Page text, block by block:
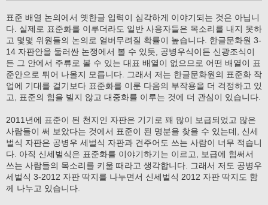
표준 배열 논의에서 옛한글 입력이 심각하게 이야기되는 것은 아닙니
다. 실제로 표준화를 이루더라도 일반 사용자들은 목소리를 내지 못하
고 몇몇 위원들의 논의로 얼버무려질 확률이 높습니다. 한글문화원 3-
14 자판안을 둘러싼 논쟁에서 볼 수 있듯, 공병우식이든 신광조식이
든 그 안에서 주류로 볼 수 있는 대표 배열이 없으므로 어떤 배열이 표
준안으로 튀어 나올지 모릅니다. 그래서 저는 한글문화원의 표준화 작
업에 기대를 걸기보다 표준화를 이룬 다음의 부작용을 더 걱정하고 있
고, 표준의 힘을 빌지 않고 대중화를 이루는 것에 더 관심이 있습니다.
2011년에 표준이 된 천지인 자판은 기기로 꽤 많이 보급되었고 많은
사람들이 써 보았다는 것에서 표준이 된 명분을 찾을 수 있는데, 신세
벌식 자판은 공병우 세벌식 자판과 견주어도 쓰는 사람이 너무 적습니
다. 아직 신세벌식은 표준화를 이야기하기는 이르고, 보급에 힘써서
쓰는 사람들의 목소리를 키울 때라고 생각합니다. 그래서 저도 공병우
세벌식 3-2012 자판 딱지를 나누면서 신세벌식 2012 자판 딱지도 함
께 나누고 있습니다.